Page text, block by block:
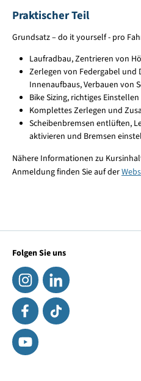
Praktischer Teil
Grundsatz – do it yourself - pro
Laufradbau, Zentrieren von
Zerlegen von Federgabel und
Innenaufbaus, Verbauen von
Bike Sizing, richtiges
Komplettes Zerlegen und
Scheibenbremsen entlüften,
aktivieren und Bremsen
Nähere Informationen zu
Anmeldung finden Sie auf der
Folgen Sie uns